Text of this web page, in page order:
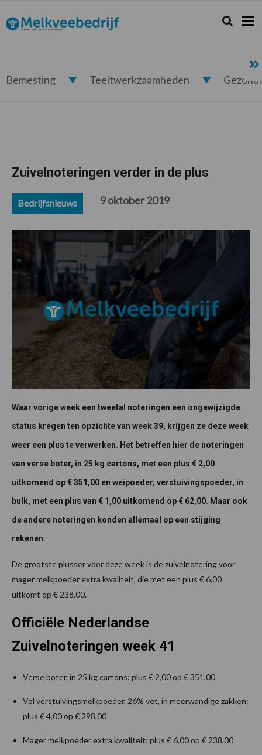
de
hoofdnavigatie
de
hoofd
de
eerste
de
voettekst
Melkveebedrijf.nl Zoeken...
Zoek
Bemesting Teeltwerkzaamheden
Zuivelnoteringen verder in de plus
Bedrijfsnieuws 9 oktober 2019
Waar vorige week een tweetal noteringen een ongewijzigde
status kregen ten opzichte van week 39, krijgen ze deze week
weer een plus te verwerken. Het betreffen hier de noteringen
van verse boter, in 25 kg cartons, met een plus € 2,00
uitkomend op € 351,00 en weipoeder, verstuivingspoeder, in
bulk, met een plus van € 1,00 uitkomend op € 62,00. Maar ook
de andere noteringen konden allemaal op een stijging
rekenen.
De grootste plusser voor deze week is de zuivelnotering voor
mager melkpoeder extra kwaliteit, die met een plus € 6,00
uitkomt op € 238,00.
Officiële Nederlandse
Zuivelnoteringen week 41
Verse boter, in 25 kg cartons: plus € 2,00 op € 351,00
Vol verstuivingsmelkpoeder, 26% vet, in meerwandige zakken:
plus € 4,00 op € 298,00
Mager melkpoeder extra kwaliteit: plus € 6,00 op € 238,00